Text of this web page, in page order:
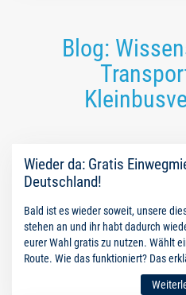
Blog:
Wieder da: Gratis
Deutschland!
Bald ist es wieder soweit, unsere
stehen an und ihr habt dadurch
eurer Wahl gratis zu nutzen. Wählt
Route. Wie das funktioniert? Das